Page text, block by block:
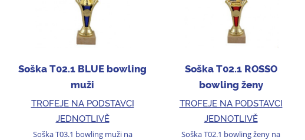
Soška T02.1 BLUE bowling
muži
TROFEJE NA PODSTAVCI
JEDNOTLIVĚ
Soška T03.1 bowling muži na
Soška T02.1 ROSSO
bowling ženy
TROFEJE NA PODSTAVCI
JEDNOTLIVĚ
Soška T02.1 bowling ženy na